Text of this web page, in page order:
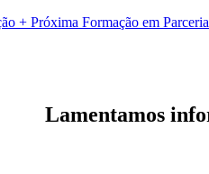
+ Próxima Formação em Parceria
Lamentamos